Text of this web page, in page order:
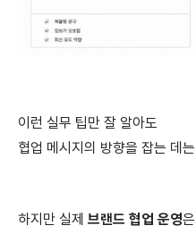
이런 실무 팁만 잘 알아도
협업 메시지의 방향을 잡는 데
하지만 실제 브랜드 협업 운영은